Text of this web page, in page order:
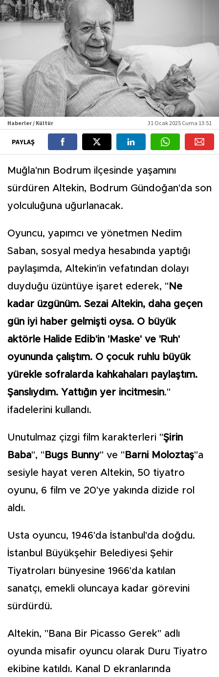
Haberler / Kültür 31 Ocak 2025 Cuma 13:51
PAYLAŞ
Muğla'nın Bodrum ilçesinde yaşamını
sürdüren Altekin, Bodrum Gündoğan'da son
yolculuğuna uğurlanacak.
Oyuncu, yapımcı ve yönetmen Nedim
Saban, sosyal medya hesabında yaptığı
paylaşımda, Altekin'in vefatından dolayı
duyduğu üzüntüye işaret ederek, " Ne
kadar üzgünüm. Sezai Altekin, daha geçen
gün iyi haber gelmişti oysa. O büyük
aktörle Halide Edib'in 'Maske' ve 'Ruh'
oyununda çalıştım. O çocuk ruhlu büyük
yürekle sofralarda kahkahaları paylaştım.
Şanslıydım. Yattığın yer incitmesin."
ifadelerini kullandı.
Unutulmaz çizgi film karakterleri "Şirin
Baba", " Bugs Bunny" ve " Barni Moloztaş"a
sesiyle hayat veren Altekin, 50 tiyatro
oyunu, 6 film ve 20'ye yakında dizide rol
aldı.
Usta oyuncu, 1946'da İstanbul'da doğdu.
İstanbul Büyükşehir Belediyesi Şehir
Tiyatroları bünyesine 1966'da katılan
sanatçı, emekli oluncaya kadar görevini
sürdürdü.
Altekin, "Bana Bir Picasso Gerek" adlı
oyunda misafir oyuncu olarak Duru Tiyatro
ekibine katıldı. Kanal D ekranlarında